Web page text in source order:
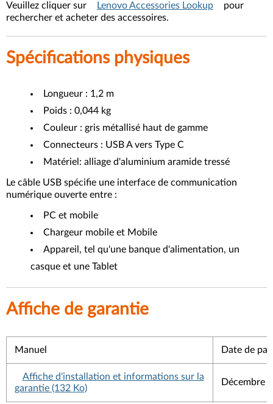
Veuillez cliquer sur Lenovo Accessories Lookup
pour
rechercher et acheter des accessoires.
Spécifications physiques
Longueur : 1,2 m
Poids : 0,044 kg
Couleur : gris métallisé haut de gamme
Connecteurs : USB A vers Type C
Matériel: alliage d'aluminium aramide tressé
Le câble USB spécifie une interface de communication
numérique ouverte entre :
PC et mobile
Chargeur mobile et Mobile
Appareil, tel qu'une banque d'alimentation, un
casque et une Tablet
Affiche de garantie
Manuel Date de
Affiche d'installation et informations sur la
garantie (132 Ko)
Décembre